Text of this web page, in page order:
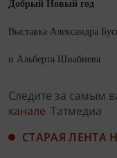
Добрый Новый год
Выставка Александра
и Альберта Шиабиева
Следите за самым
канале Татмедиа
СТАРАЯ ЛЕНТА